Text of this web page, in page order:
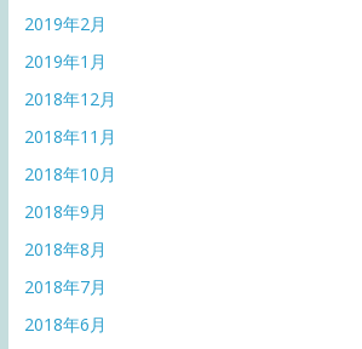
2019年2月
2019年1月
2018年12月
2018年11月
2018年10月
2018年9月
2018年8月
2018年7月
2018年6月